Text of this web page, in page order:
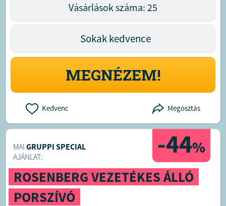
Vásárlások száma: 25
Sokak kedvence
MEGNÉZEM!
Kedvenc Megosztás
-44%
MAI GRUPPI SPECIAL
AJÁNLAT:
ROSENBERG VEZETÉKES ÁLLÓ
PORSZÍVÓ